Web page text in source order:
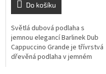
Do košíku
Světlá dubová podlaha s
jemnou elegancí Barlinek Dub
Cappuccino Grande je třívrstvá
dřevěná podlaha v jemném